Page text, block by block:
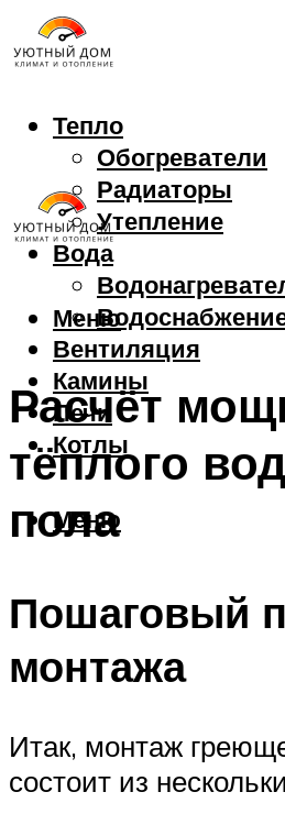
Тепло
Обогреватели
Радиаторы
Утепление
Вода
Вентиляция
Камины
Печи
Котлы
Меню
Меню
Расчёт
тёплого
пола
Пошаговый
монтажа
Итак, монтаж
состоит из